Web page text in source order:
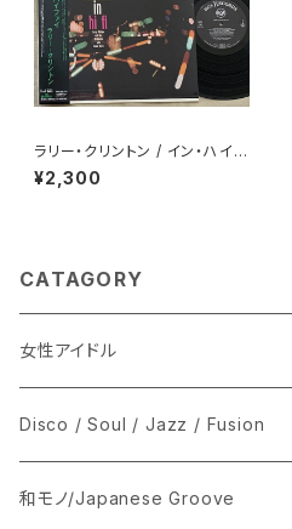
ラリー・クリントン / イン・ハイフ
ァイ
¥2,300
CATAGORY
女性アイドル
シングル盤
あ行
LP
Disco / Soul / Jazz / Fusion
シングル盤
和モノ/Japanese Groove